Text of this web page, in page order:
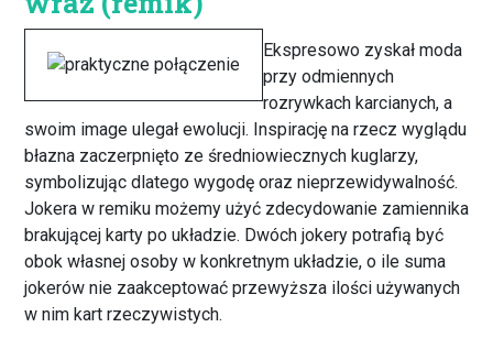
Ekspresowo zyskał moda
przy odmiennych
rozrywkach karcianych, a
swoim image ulegał ewolucji. Inspirację na rzecz wyglądu
błazna zaczerpnięto ze średniowiecznych kuglarzy,
symbolizując dlatego wygodę oraz nieprzewidywalność.
Jokera w remiku możemy użyć zdecydowanie zamiennika
brakującej karty po układzie. Dwóch jokery potrafią być
obok własnej osoby w konkretnym układzie, o ile suma
jokerów nie zaakceptować przewyższa ilości używanych
w nim kart rzeczywistych.